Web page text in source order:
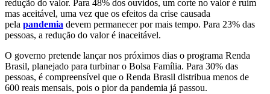
redução do valor. Para 48% dos ouvidos, um corte no valor é ruim
mas aceitável, uma vez que os efeitos da crise causada
pela pandemia devem permanecer por mais tempo. Para 23% das
pessoas, a redução do valor é inaceitável.
O governo pretende lançar nos próximos dias o programa Renda
Brasil, planejado para turbinar o Bolsa Família. Para 30% das
pessoas, é compreensível que o Renda Brasil distribua menos de
600 reais mensais, pois o pior da pandemia já passou.